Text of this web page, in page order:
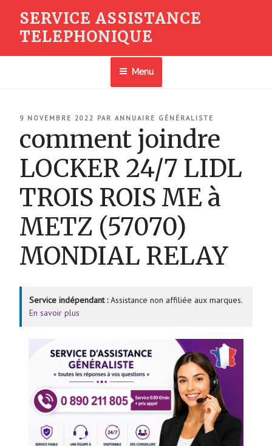
contenu
SERVICE ASSISTANCE
TELEPHONIQUE
Menu
PUBLIÉ
9 NOVEMBRE 2022 PAR ANNUAIRE GÉNÉRALISTE
comment joindre
LOCKER 24/7 LIDL
TROIS ROIS ME à
METZ (57070)
MONDIAL RELAY
Service indépendant :Assistance non affiliée aux marques.
En savoir plus